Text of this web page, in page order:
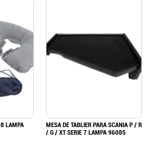
LAMPA
MESA DE TABLIER PARA SCANIA P / R
/ G / XT SERIE 7 LAMPA 96085